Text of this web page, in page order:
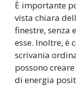
È importante
vista chiara
finestre, senza
esse. Inoltre, è
scrivania
possono
di energia